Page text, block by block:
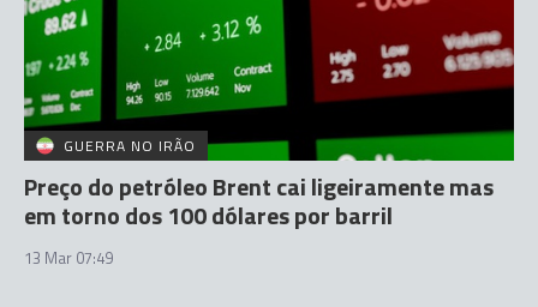
GUERRA NO IRÃO
Preço do petróleo Brent cai ligeiramente mas
em torno dos 100 dólares por barril
13 Mar 07:49